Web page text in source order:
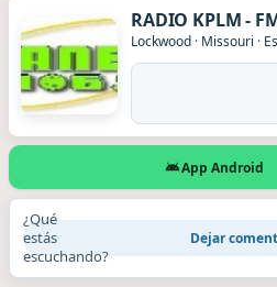
RADIO KPLM -
Lockwood · Missouri ·
App Android
¿Qué
estás
escuchando?
Dejar